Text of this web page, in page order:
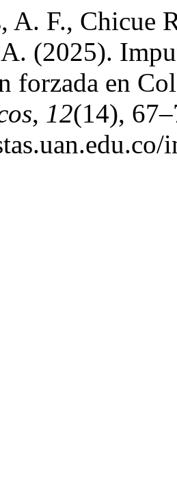
A. F., Chicue
(2025).
forzada en
, 12(14),